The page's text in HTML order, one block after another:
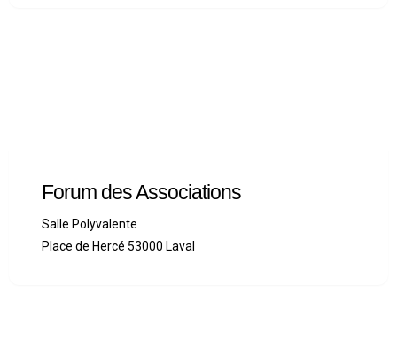
Forum des Associations
Salle Polyvalente
Place de Hercé 53000 Laval